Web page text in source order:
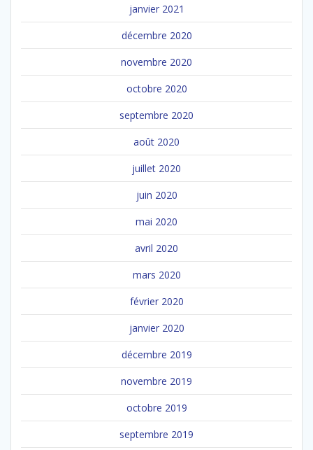
janvier 2021
décembre 2020
novembre 2020
octobre 2020
septembre 2020
août 2020
juillet 2020
juin 2020
mai 2020
avril 2020
mars 2020
février 2020
janvier 2020
décembre 2019
novembre 2019
octobre 2019
septembre 2019